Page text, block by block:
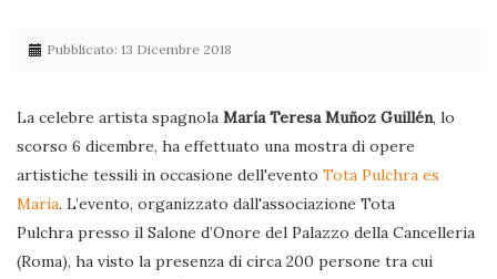
Pubblicato: 13 Dicembre 2018
La celebre artista spagnola María Teresa Muñoz Guillén, lo
scorso 6 dicembre, ha effettuato una mostra di opere
artistiche tessili in occasione dell'evento Tota Pulchra es
Maria. L’evento, organizzato dall'associazione Tota
Pulchra presso il Salone d’Onore del Palazzo della Cancelleria
(Roma), ha visto la presenza di circa 200 persone tra cui